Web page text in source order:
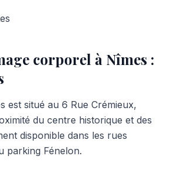
corporel à Nîmes :
est situé au 6 Rue Crémieux,
du centre historique et des
disponible dans les rues
parking Fénelon.